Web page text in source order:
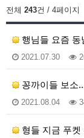
전체 243건 / 4페이지
행님들 요즘
2021.07.30
꽁까이들 보소
2021.08.04
형들 지금 푸켓